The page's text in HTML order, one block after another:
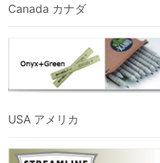
Canada カナダ
USA アメリカ